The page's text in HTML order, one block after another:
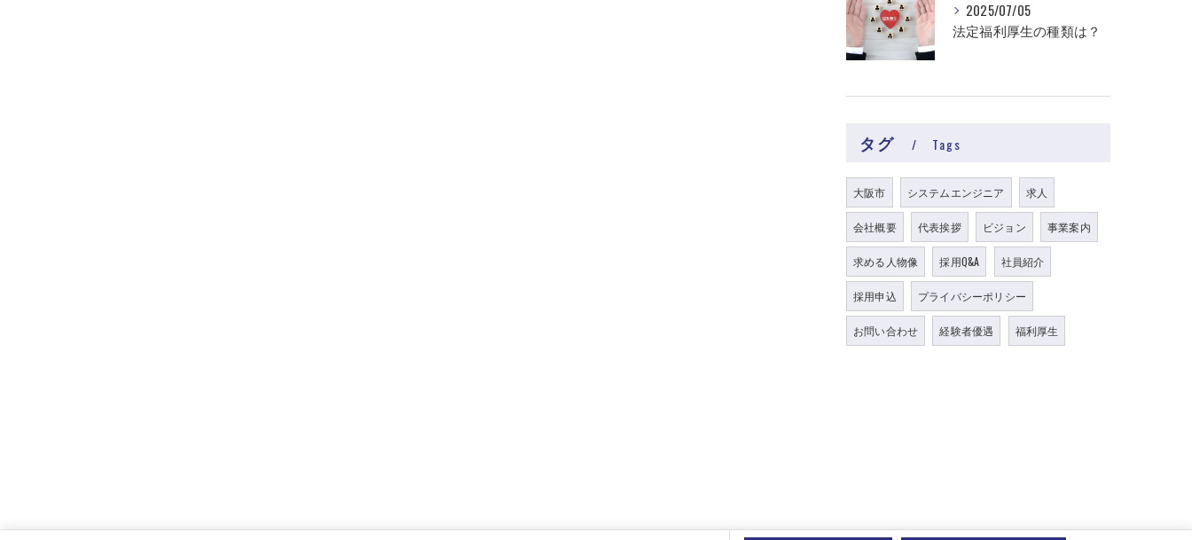
2025/07/05
法定福利厚生の種類は？
タグ Tags
大阪市 システムエンジニア 求人
会社概要 代表挨拶 ビジョン 事業案内
求める人物像 採用Q&A 社員紹介
採用申込 プライバシーポリシー
お問い合わせ 経験者優遇 福利厚生